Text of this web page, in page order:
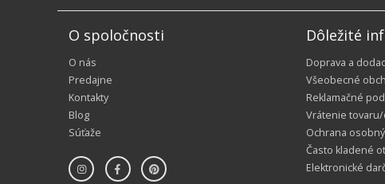
O spoločnosti
O nás
Predajne
Kontakty
Blog
Súťaže
Dôležité
Doprava a
Všeobecné
Reklamačné
Vrátenie
Ochrana
Často kladené
Elektronické